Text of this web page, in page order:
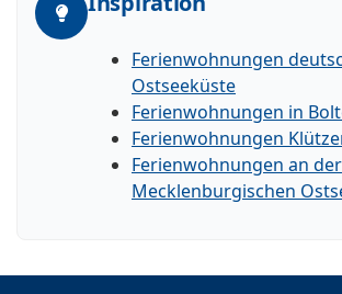
Ferienwohnungen
Ostseeküste
Ferienwohnungen in
Ferienwohnungen
Ferienwohnungen an der
Mecklenburgischen